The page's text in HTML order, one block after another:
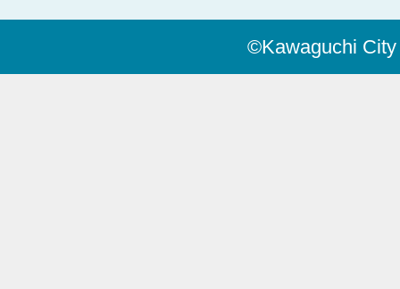
©Kawaguchi City